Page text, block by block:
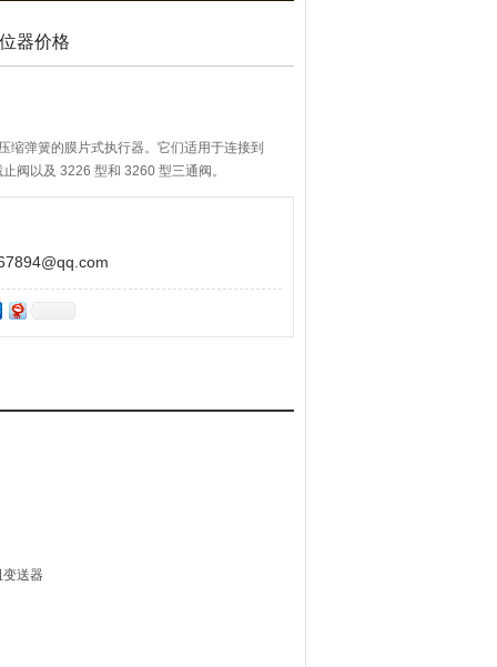
器价格
缩弹簧的膜片式执行器。它们适用于连接到
阀以及 3226 型和 3260 型三通阀。
变送器